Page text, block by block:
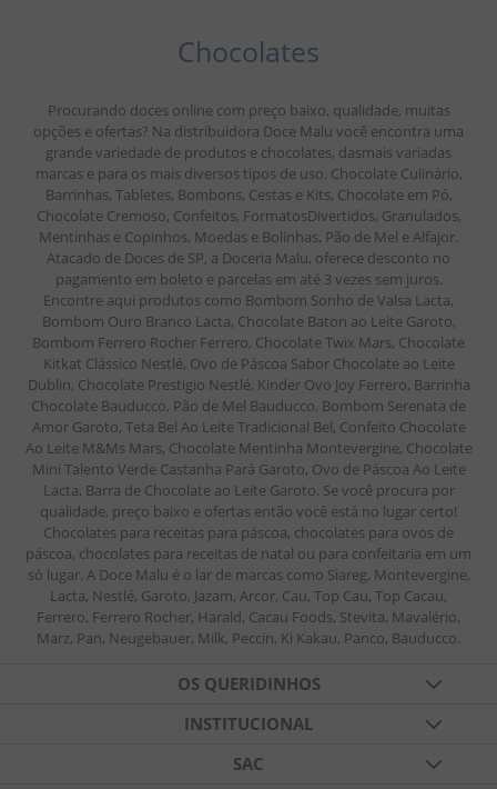
Chocolates
Procurando doces online com preço baixo, qualidade, muitas
opções e ofertas? Na distribuidora Doce Malu você encontra uma
grande variedade de produtos e chocolates, dasmais variadas
marcas e para os mais diversos tipos de uso. Chocolate Culinário,
Barrinhas, Tabletes, Bombons, Cestas e Kits, Chocolate em Pó,
Chocolate Cremoso, Confeitos, FormatosDivertidos, Granulados,
Mentinhas e Copinhos, Moedas e Bolinhas, Pão de Mel e Alfajor.
Atacado de Doces de SP, a Doceria Malu, oferece desconto no
pagamento em boleto e parcelas em até 3 vezes sem juros.
Encontre aqui produtos como Bombom Sonho de Valsa Lacta,
Bombom Ouro Branco Lacta, Chocolate Baton ao Leite Garoto,
Bombom Ferrero Rocher Ferrero, Chocolate Twix Mars, Chocolate
Kitkat Clássico Nestlé, Ovo de Páscoa Sabor Chocolate ao Leite
Dublin, Chocolate Prestigio Nestlé, Kinder Ovo Joy Ferrero, Barrinha
Chocolate Bauducco, Pão de Mel Bauducco, Bombom Serenata de
Amor Garoto, Teta Bel Ao Leite Tradicional Bel, Confeito Chocolate
Ao Leite M&Ms Mars, Chocolate Mentinha Montevergine, Chocolate
Mini Talento Verde Castanha Pará Garoto, Ovo de Páscoa Ao Leite
Lacta, Barra de Chocolate ao Leite Garoto. Se você procura por
qualidade, preço baixo e ofertas então você está no lugar certo!
Chocolates para receitas para páscoa, chocolates para ovos de
páscoa, chocolates para receitas de natal ou para confeitaria em um
só lugar. A Doce Malu é o lar de marcas como Siareg, Montevergine,
Lacta, Nestlé, Garoto, Jazam, Arcor, Cau, Top Cau, Top Cacau,
Ferrero, Ferrero Rocher, Harald, Cacau Foods, Stevita, Mavalério,
Marz, Pan, Neugebauer, Milk, Peccin, Ki Kakau, Panco, Bauducco.
OS QUERIDINHOS
TABLETES DE CHOCOLATES
BALAS DE GELATINA
INSTITUCIONAL
QUEM SOMOS
SAC